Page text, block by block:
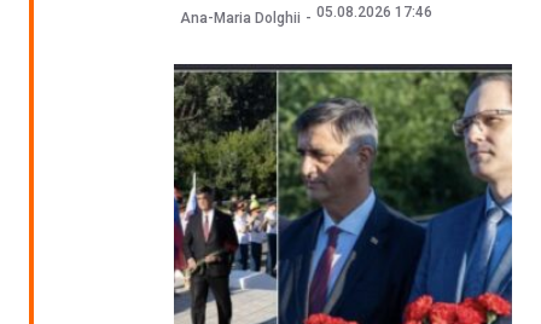
Ana-Maria Dolghii 05.08.2026 17:46